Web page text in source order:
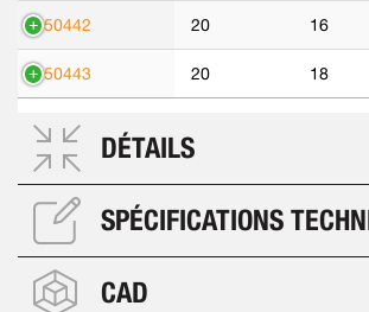
550442 20 16
550443 20 18
DÉTAILS
SPÉCIFICATIONS
CAD